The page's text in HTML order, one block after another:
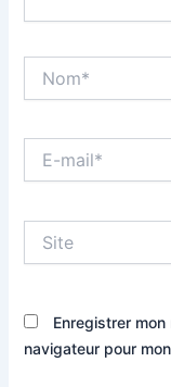
mail*
Enregistrer
navigateur pour